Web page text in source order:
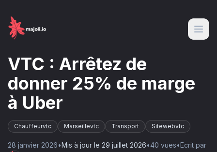
VTC : Arrêtez de
donner 25% de marge
à Uber
Chauffeurvtc Marseillevtc Transport Sitewebvtc
28 janvier 2026•Mis à jour le 29 juillet 2026•40 vues•Ecrit par